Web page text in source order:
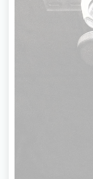
Die
sicheren
Service-
sich